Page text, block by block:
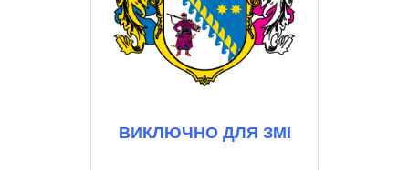
ВИКЛЮЧНО ДЛЯ ЗМІ